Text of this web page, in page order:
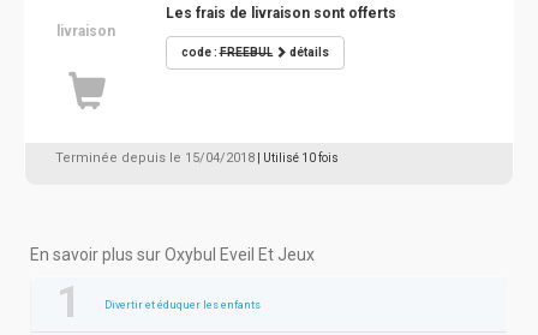
livraison
Les frais de livraison sont offerts
code :FREEBUL détails
Terminée depuis le 15/04/2018 | Utilisé 10 fois
En savoir plus sur Oxybul Eveil Et Jeux
Divertir et éduquer les enfants